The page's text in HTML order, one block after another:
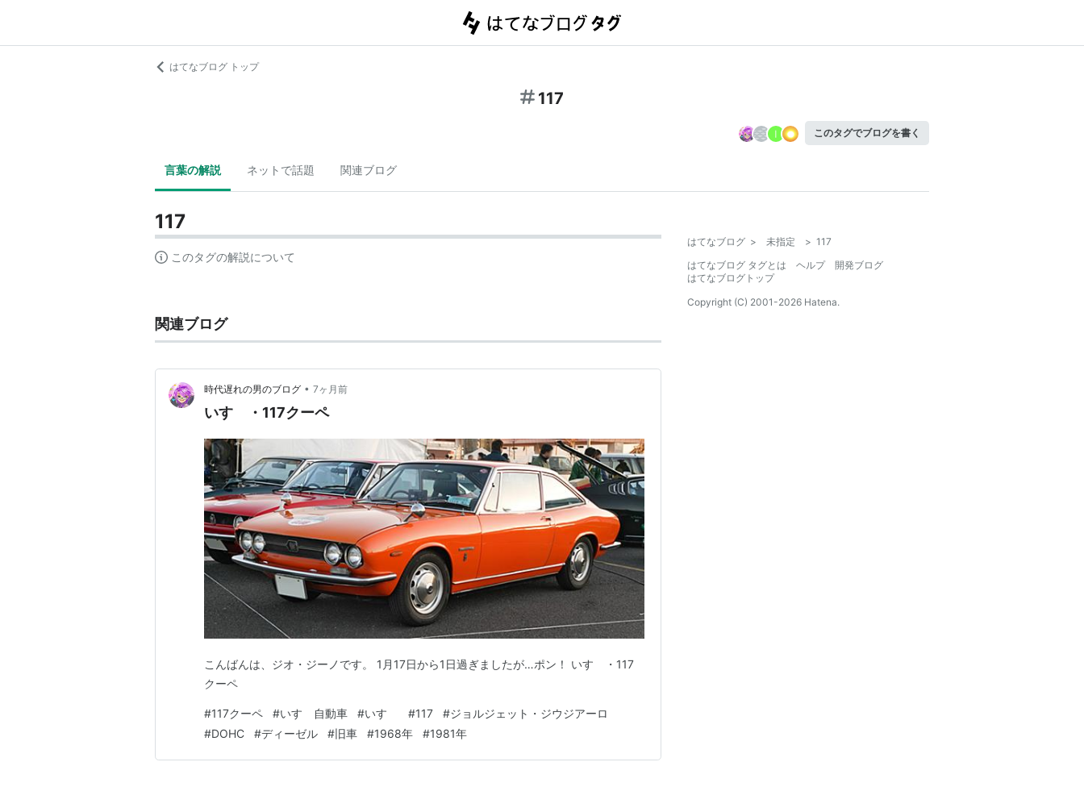
はてなブログ トップ
117
このタグでブログを書く
言葉の解説 ネットで話題 関連ブログ
117
このタグの解説について
関連ブログ
時代遅れの男のブログ • 7ヶ月前
いすゞ・117クーペ
こんばんは、ジオ・ジーノです。 1月17日から1日過ぎましたが…ポン！ いすゞ・117
クーペ
#117クーペ #いすゞ自動車 #いすゞ #117 #ジョルジェット・ジウジアーロ
#DOHC #ディーゼル #旧車 #1968年 #1981年
はてなブログ > 未指定 > 117
はてなブログ タグとは
ヘルプ
開発ブログ
はてなブログトップ
Copyright (C) 2001-2026 Hatena.